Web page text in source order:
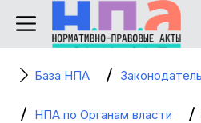
База НПА
НПА по Органам власти